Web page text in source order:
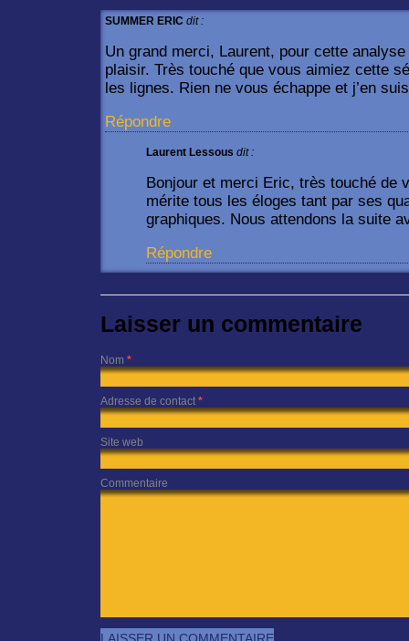
SUMMER ERIC dit :
Un grand merci, Laurent, pour cette
plaisir. Très touché que vous aimiez cette
les lignes. Rien ne vous échappe et j’en
Répondre
Laurent Lessous dit :
Bonjour et merci Eric, très touché de
mérite tous les éloges tant par ses
graphiques. Nous attendons la suite
Répondre
Laisser un commentaire
Nom *
Adresse de contact *
Site web
Commentaire